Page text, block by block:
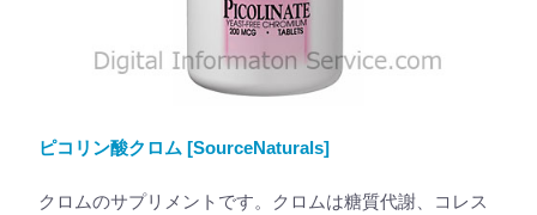
ピコリン酸クロム [SourceNaturals]
クロムのサプリメントです。クロムは糖質代謝、コレス